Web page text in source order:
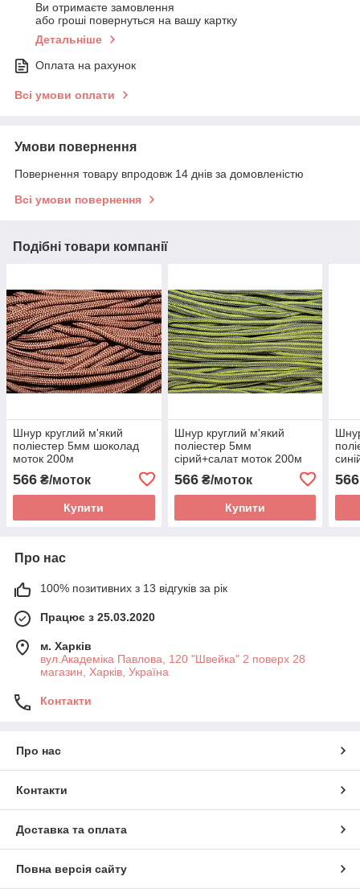
Ви отримаєте замовлення
або гроші повернуться на вашу картку
Детальніше
Оплата на рахунок
Всі умови оплати
Умови повернення
Повернення товару впродовж 14 днів за домовленістю
Всі умови повернення
Подібні товари компанії
Шнур круглий м'який
поліестер 5мм шоколад
моток 200м
566 ₴/моток
Купити
Шнур круглий м'який
поліестер 5мм
сірий+салат моток 200м
566₴/моток
Купити
566
Про нас
100% позитивних з 13 відгуків за рік
Працює з 25.03.2020
м. Харків
вул.Академіка Павлова, 120 "Швейка" 2 поверх 28
магазин, Харків, Україна
Контакти
Про нас
Контакти
Доставка та оплата
Повна версія сайту